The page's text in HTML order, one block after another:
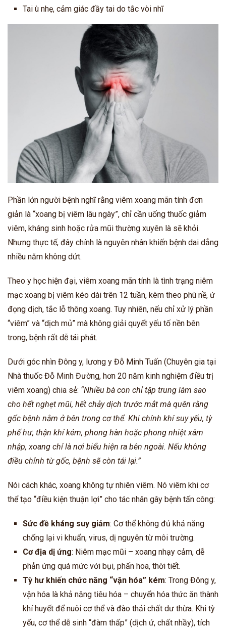
Tai ù nhẹ, cảm giác đầy tai do tắc vòi nhĩ
Phần lớn người bệnh nghĩ rằng viêm xoang mãn tính đơn
giản là “xoang bị viêm lâu ngày”, chỉ cần uống thuốc giảm
viêm, kháng sinh hoặc rửa mũi thường xuyên là sẽ khỏi.
Nhưng thực tế, đây chính là nguyên nhân khiến bệnh dai dẳng
nhiều năm không dứt.
Theo y học hiện đại, viêm xoang mãn tính là tình trạng niêm
mạc xoang bị viêm kéo dài trên 12 tuần, kèm theo phù nề, ứ
đọng dịch, tắc lỗ thông xoang. Tuy nhiên, nếu chỉ xử lý phần
“viêm” và “dịch mủ” mà không giải quyết yếu tố nền bên
trong, bệnh rất dễ tái phát.
Dưới góc nhìn Đông y, lương y Đỗ Minh Tuấn (Chuyên gia tại
Nhà thuốc Đỗ Minh Đường, hơn 20 năm kinh nghiệm điều trị
viêm xoang) chia sẻ: “Nhiều bà con chỉ tập trung làm sao
cho hết nghẹt mũi, hết chảy dịch trước mắt mà quên rằng
gốc bệnh nằm ở bên trong cơ thể. Khi chính khí suy yếu, tỳ
phế hư, thận khí kém, phong hàn hoặc phong nhiệt xâm
nhập, xoang chỉ là nơi biểu hiện ra bên ngoài. Nếu không
điều chỉnh từ gốc, bệnh sẽ còn tái lại.”
Nói cách khác, xoang không tự nhiên viêm. Nó viêm khi cơ
thể tạo “điều kiện thuận lợi” cho tác nhân gây bệnh tấn công:
Sức đề kháng suy giảm: Cơ thể không đủ khả năng
chống lại vi khuẩn, virus, dị nguyên từ môi trường.
Cơ địa dị ứng: Niêm mạc mũi – xoang nhạy cảm, dễ
phản ứng quá mức với bụi, phấn hoa, thời tiết.
Tỳ hư khiến chức năng “vận hóa” kém: Trong Đông y,
vận hóa là khả năng tiêu hóa – chuyển hóa thức ăn thành
khí huyết để nuôi cơ thể và đào thải chất dư thừa. Khi tỳ
yếu, cơ thể dễ sinh “đàm thấp” (dịch ứ, chất nhầy), tích